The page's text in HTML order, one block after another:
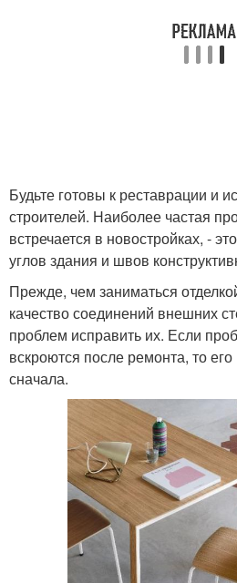
Будьте готовы к реставрации и
строителей. Наиболее частая
встречается в новостройках, -
углов здания и швов
Прежде, чем заниматься
качество соединений внешних
проблем исправить их. Если
вскроются после ремонта, то
сначала.